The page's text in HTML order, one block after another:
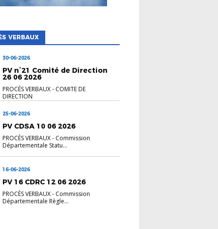
VERBAUX
30-06-2026
PV n°21 Comité de Direction
26 06 2026
PROCÈS VERBAUX- COMITE DE
DIRECTION
25-06-2026
PV CDSA 10 06 2026
PROCÈS VERBAUX- Commission
Départementale Statu...
16-06-2026
PV 16 CDRC 12 06 2026
PROCÈS VERBAUX- Commission
Départementale Règle...